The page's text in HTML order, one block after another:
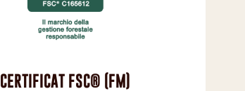
CERTIFICAT FSC® (FM)